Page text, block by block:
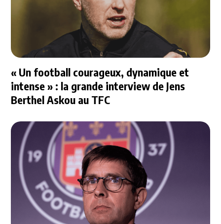
« Un football courageux, dynamique et
intense » : la grande interview de Jens
Berthel Askou au TFC